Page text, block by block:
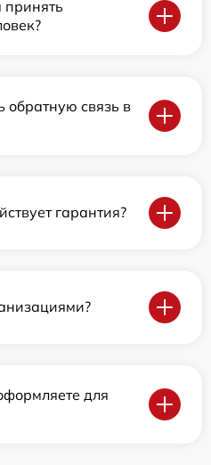
принять
обратную связь в
гарантия?
для